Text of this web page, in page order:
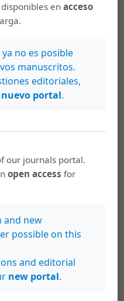
A. y Hernández-
inferencial de textos
Una revisión de la
estudios sobre la lectura
ocnos/article/view/190
Ferri, M. (2010). Reading
Teachers Professionals
altas para el perfil de
profesionales de
Recuperado de
articulo?
competencias del
Iberoamericana
de
939Fernandez.PDF
disponibles enacceso
no es posible
manuscritos.
editoriales,
nuevo portal.
our journals portal.
open access for
and new
possible on this
and editorial
new portal.